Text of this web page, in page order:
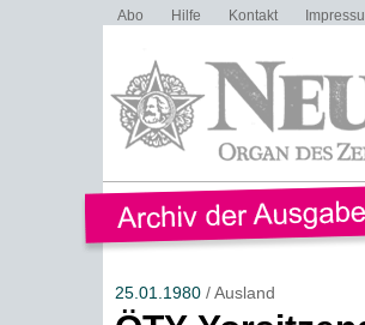
Abo Hilfe Kontakt
25.01.1980/ Ausland